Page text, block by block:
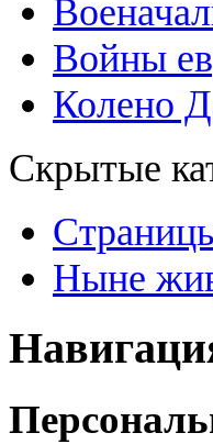
Войны
Колено
Скрытые
Ныне